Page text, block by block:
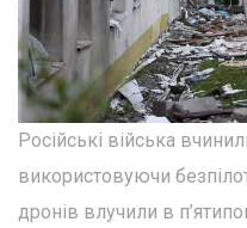
Російські війська
використовуючи
дронів влучили в